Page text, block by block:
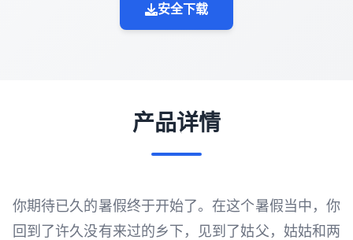
安全下载
产品详情
你期待已久的暑假终于开始了。在这个暑假当中，你
回到了许久没有来过的乡下，见到了姑父，姑姑和两